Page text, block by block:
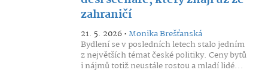
zahraničí
21. 5. 2026 •Monika Brešťanská
Bydlení se v posledních letech stalo jedním
z největších témat české politiky. Ceny bytů
i nájmů totiž neustále rostou a mladí lidé...